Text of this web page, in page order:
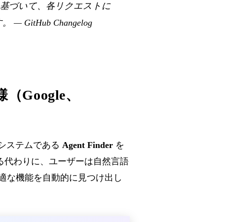
づいて、各リクエストに
— GitHub Changelog
Google、
ステムである Agent Finder を
代わりに、ユーザーは自然言語
な機能を自動的に見つけ出し